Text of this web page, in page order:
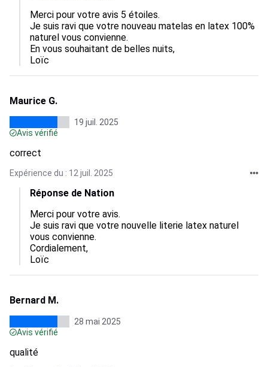
Merci pour votre avis 5 étoiles.
Je suis ravi que votre nouveau matelas en latex 100%
naturel vous convienne.
En vous souhaitant de belles nuits,
Loïc
Maurice G.
19 juil. 2025
Avis vérifié
correct
Expérience du : 12 juil. 2025
Réponse de Nation
Merci pour votre avis.
Je suis ravi que votre nouvelle literie latex naturel
vous convienne.
Cordialement,
Loïc
Bernard M.
28 mai 2025
Avis vérifié
qualité